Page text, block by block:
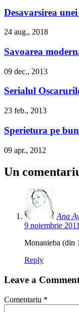
Desavarsirea
24 aug., 2018
Savoarea
09 dec., 2013
Serialul
23 feb., 2013
Sperietura pe
09 apr., 2012
Un
Ana
9 noiembrie
Monanieba (din
Reply
Leave a
Comentariu *